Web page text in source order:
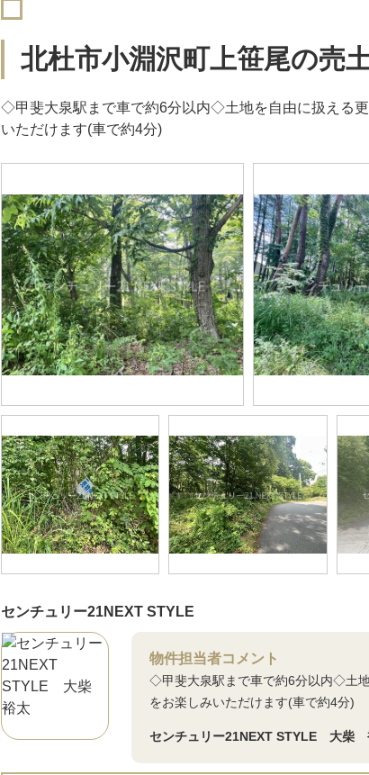
北杜市小淵沢町上笹尾の売
◇甲斐大泉駅まで車で約6分以内◇土地を自由に扱える
いただけます(車で約4分)
センチュリー21NEXT STYLE
物件担当者コメント
◇甲斐大泉駅まで車で約6分以内◇土
をお楽しみいただけます(車で約4分)
センチュリー21NEXT STYLE 大柴